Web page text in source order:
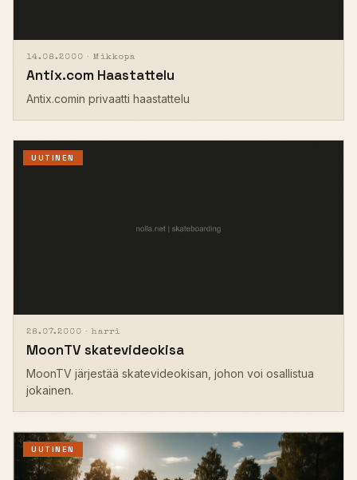
14.08.2000 · Mikkopa
Antix.com Haastattelu
Antix.comin privaatti haastattelu
UUTINEN
28.07.2000 · harri
MoonTV skatevideokisa
MoonTV järjestää skatevideokisan, johon voi osallistua
jokainen.
UUTINEN